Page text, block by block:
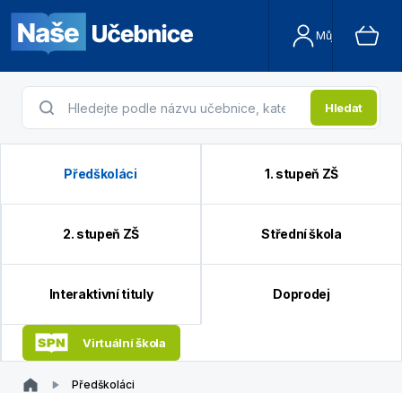
Můj účet
Hledat
Předškoláci 1. stupeň ZŠ
2. stupeň ZŠ Střední škola
Interaktivní tituly Doprodej
Virtuální škola
Předškoláci